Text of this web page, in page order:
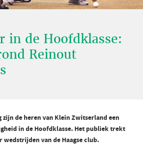
in de Hoofdklasse:
Reinout
zijn de heren van Klein Zwitserland een
in de Hoofdklasse. Het publiek trekt
wedstrijden van de Haagse club.